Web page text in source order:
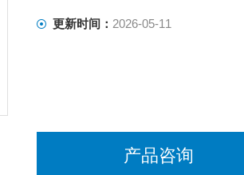
更新时间： 2026-05-11
产品咨询